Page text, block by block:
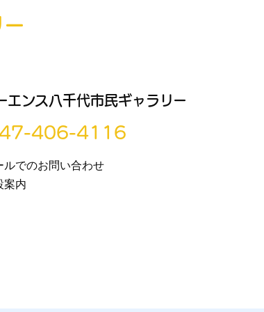
ンス八千代市民ギャラリー
406-4116
ルでのお問い合わせ
案内